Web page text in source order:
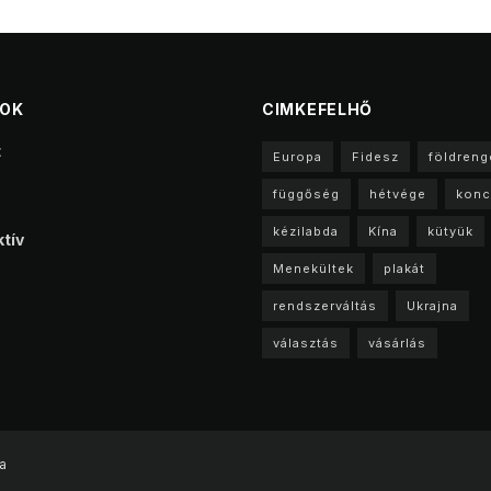
CIMKEFELHŐ
Europa Fidesz
függőség hétvége
kézilabda Kína kütyük
Menekültek plakát
rendszerváltás Ukrajna
választás vásárlás